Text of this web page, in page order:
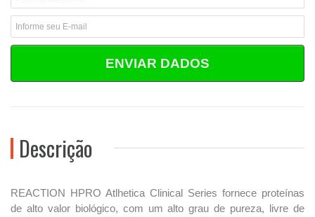
ENVIAR DADOS
Descrição
REACTION HPRO Atlhetica Clinical Series fornece proteínas
de alto valor biológico, com um alto grau de pureza, livre de